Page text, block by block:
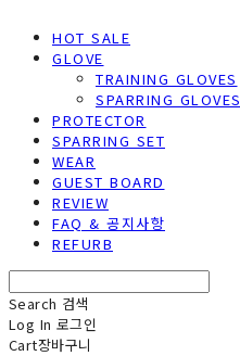
HOT SALE
GLOVE
TRAINING GLOVES
SPARRING GLOVES
PROTECTOR
SPARRING SET
WEAR
GUEST BOARD
REVIEW
FAQ & 공지사항
REFURB
Search 검색
Log In 로그인
Cart장바구니